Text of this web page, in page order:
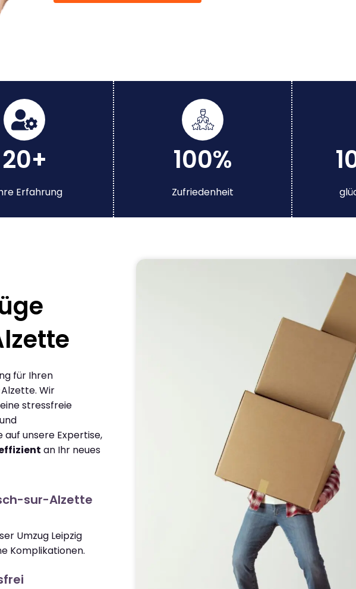
20+
Erfahrung
100%
Zufriedenheit
für Ihren
Wir
stressfreie
auf unsere Expertise,
an Ihr neues
sur-Alzette
Umzug Leipzig
Komplikationen.